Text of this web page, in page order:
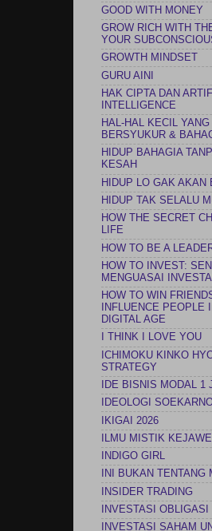
GOOD WITH MONEY
GROW RICH WITH
YOUR
GROWTH MINDSET
GURU AINI
HAK CIPTA DAN
INTELLIGENCE
HAL-HAL KECIL
BERSYUKUR &
HIDUP BAHAGIA
KESAH
HIDUP LO GAK AKAN
HIDUP TAK SELALU
HOW THE SECRET
LIFE
HOW TO BE A
HOW TO INVEST: SENI
MENGUASAI
HOW TO WIN
INFLUENCE PEOPLE
DIGITAL AGE
I THINK I LOVE YOU
ICHIMOKU KINKO
STRATEGY
IDE BISNIS MODAL 1
IDEOLOGI
IKIGAI 2026
ILMU MISTIK
INDIGO GIRL
INI BUKAN TENTANG
INSIDER TRADING
INVESTASI OBLIGASI
INVESTASI SAHAM